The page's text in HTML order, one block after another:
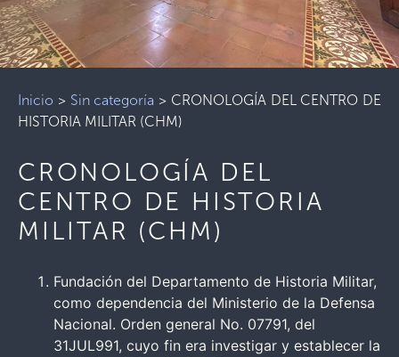
Inicio > Sin categoría > CRONOLOGÍA DEL CENTRO DE
HISTORIA MILITAR (CHM)
CRONOLOGÍA DEL
CENTRO DE HISTORIA
MILITAR (CHM)
Fundación del Departamento de Historia Militar,
como dependencia del Ministerio de la Defensa
Nacional. Orden general No. 07791, del
31JUL991, cuyo fin era investigar y establecer la